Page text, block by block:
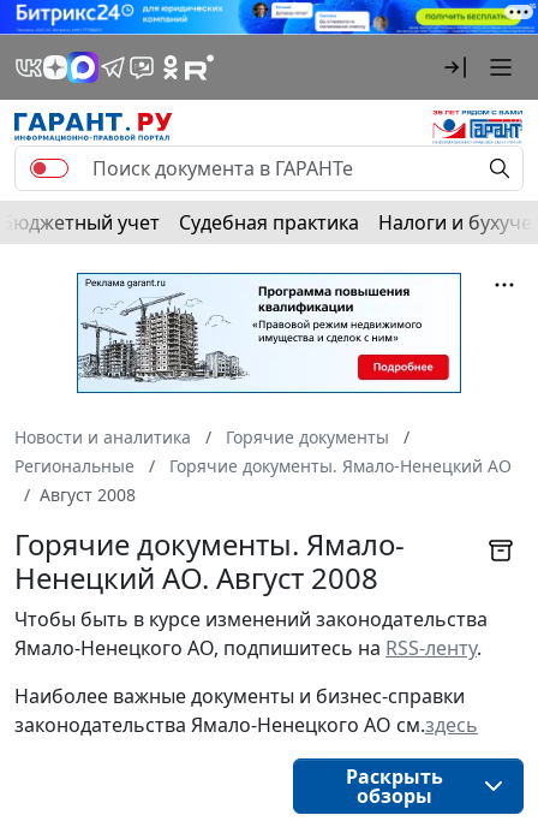
Бюджетный учет Судебная практика Налоги и
Новости и аналитика
Горячие документы
Региональные
Горячие документы. Ямало-Ненецкий АО
Август 2008
Горячие документы. Ямало-
Ненецкий АО. Август 2008
Чтобы быть в курсе изменений законодательства
Ямало-Ненецкого АО, подпишитесь на RSS-ленту.
Наиболее важные документы и бизнес-справки
законодательства Ямало-Ненецкого АО см.здесь
Раскрыть
обзоры